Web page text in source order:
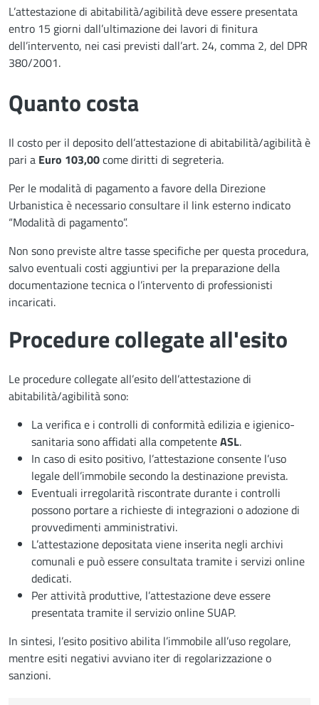
L’attestazione di abitabilità/agibilità deve essere presentata
entro 15 giorni dall’ultimazione dei lavori di finitura
dell’intervento, nei casi previsti dall’art. 24, comma 2, del DPR
380/2001.
Quanto costa
Il costo per il deposito dell’attestazione di abitabilità/agibilità è
pari a Euro 103,00come diritti di segreteria.
Per le modalità di pagamento a favore della Direzione
Urbanistica è necessario consultare il link esterno indicato
“Modalità di pagamento”.
Non sono previste altre tasse specifiche per questa procedura,
salvo eventuali costi aggiuntivi per la preparazione della
documentazione tecnica o l’intervento di professionisti
incaricati.
Procedure collegate all'esito
Le procedure collegate all’esito dell’attestazione di
abitabilità/agibilità sono:
La verifica e i controlli di conformità edilizia e igienico-
sanitaria sono affidati alla competenteASL.
In caso di esito positivo, l’attestazione consente l’uso
legale dell’immobile secondo la destinazione prevista.
Eventuali irregolarità riscontrate durante i controlli
possono portare a richieste di integrazioni o adozione di
provvedimenti amministrativi.
L’attestazione depositata viene inserita negli archivi
comunali e può essere consultata tramite i servizi online
dedicati.
Per attività produttive, l’attestazione deve essere
presentata tramite il servizio online SUAP.
In sintesi, l’esito positivo abilita l’immobile all’uso regolare,
mentre esiti negativi avviano iter di regolarizzazione o
sanzioni.